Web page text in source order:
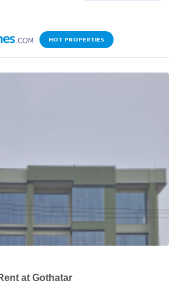
HOT PROPERTIES
at Gothatar